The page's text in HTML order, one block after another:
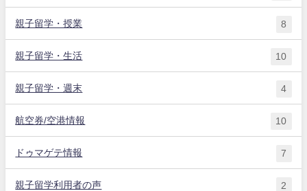
親子留学・授業 8
親子留学・生活 10
親子留学・週末 4
航空券/空港情報 10
ドゥマゲテ情報 7
親子留学利用者の声 2